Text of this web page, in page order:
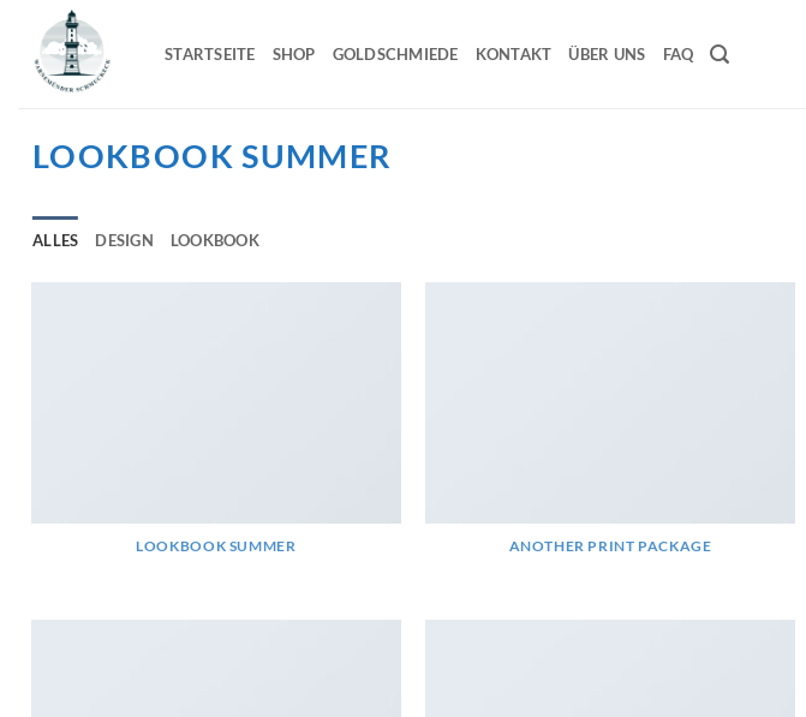
Inhalt
springen
STARTSEITE SHOP GOLDSCHMIEDE KONTAKT ÜBER UNS FAQ
LOOKBOOK SUMMER
ALLES DESIGN LOOKBOOK
LOOKBOOK SUMMER ANOTHER PRINT PACKAGE